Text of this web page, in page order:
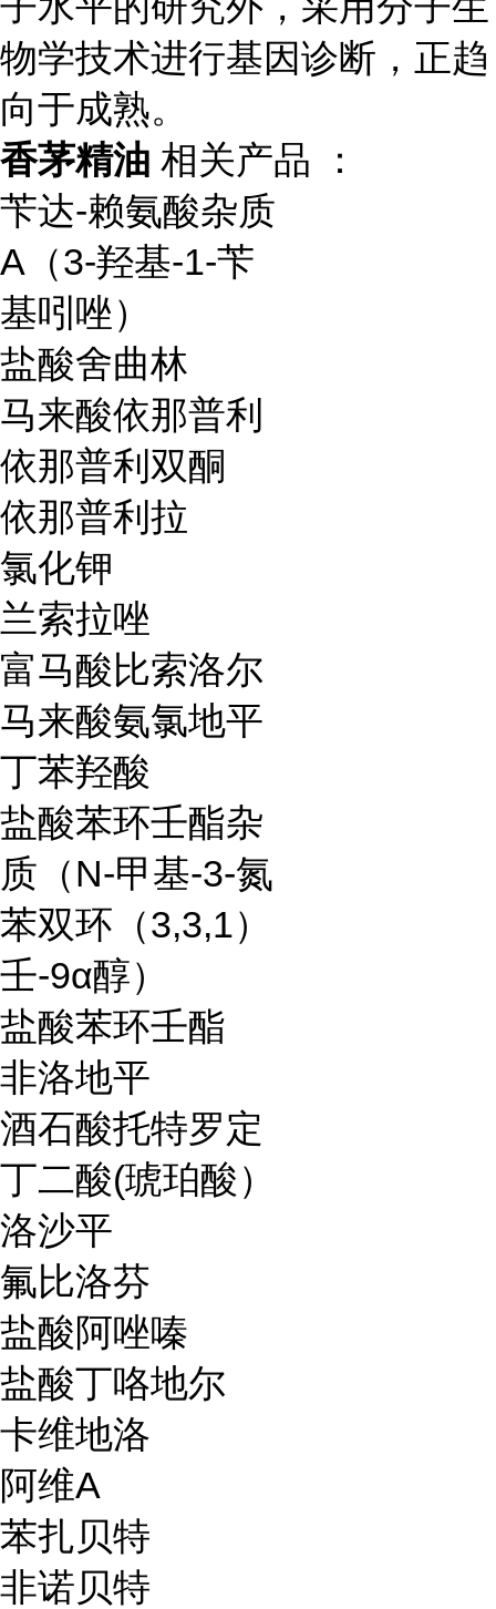
物学技术进行基因诊断，正趋
向于成熟。
香茅精油 相关产品 ：
苄达-赖氨酸杂质
A（3-羟基-1-苄
基吲唑）
盐酸舍曲林
马来酸依那普利
依那普利双酮
依那普利拉
氯化钾
兰索拉唑
富马酸比索洛尔
马来酸氨氯地平
丁苯羟酸
盐酸苯环壬酯杂
质（N-甲基-3-氮
苯双环（3,3,1）
壬-9α醇）
盐酸苯环壬酯
非洛地平
酒石酸托特罗定
丁二酸(琥珀酸）
洛沙平
氟比洛芬
盐酸阿唑嗪
盐酸丁咯地尔
卡维地洛
阿维A
苯扎贝特
非诺贝特